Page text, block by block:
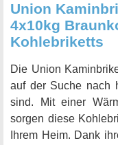
Union
4x10kg
Kohlebriketts
Die Union
auf der Suche nach
sind. Mit einer
sorgen diese
Ihrem Heim. Dank